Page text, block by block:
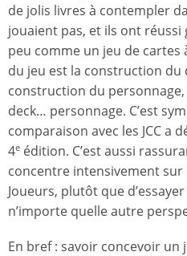
de jolis livres à contempler
jouaient pas, et ils ont réussi
peu comme un jeu de
du jeu est la construction du
construction du
deck… personnage. C’est
comparaison avec les JCC a
4e édition. C’est aussi
concentre intensivement sur
Joueurs, plutôt que
n’importe quelle autre
En bref : savoir concevoir un